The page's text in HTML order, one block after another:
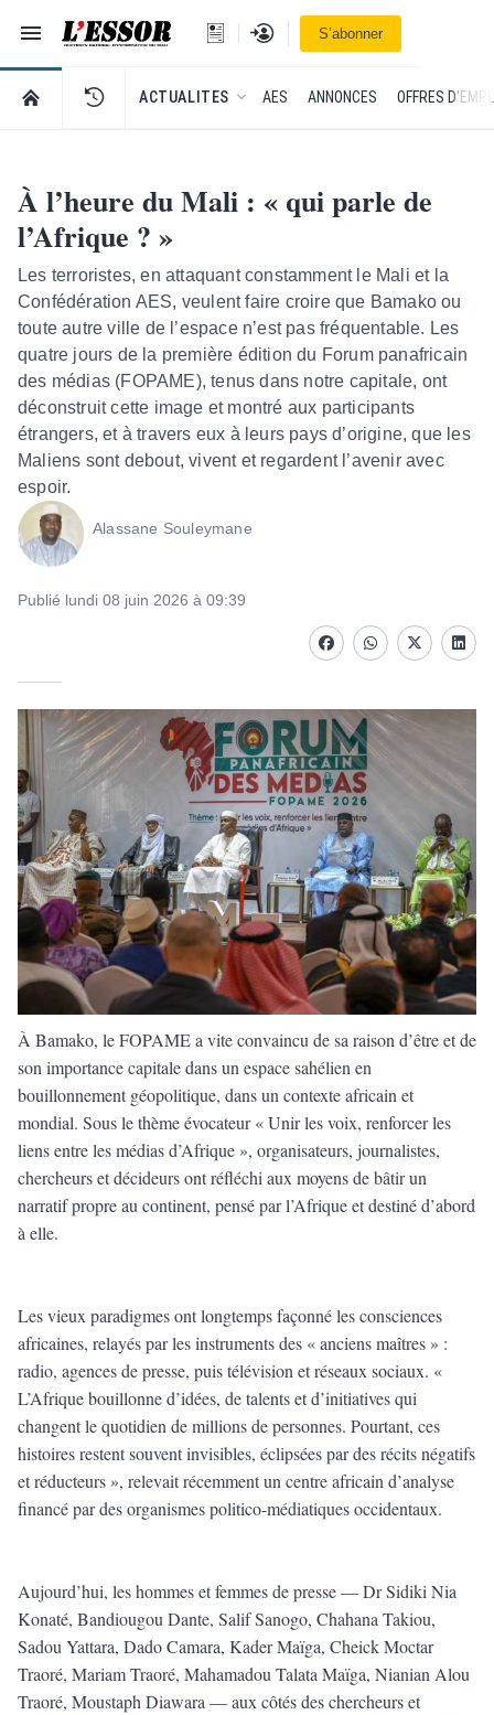
Navigation
L'Essor - retour à la une
Se connecterS’abonner
RETOUR À LA PAGE D’ACCUEIL DE L'ESSOR
ACTUALITES AES ANNONCES OFFRES
À l’heure du Mali : « qui parle de
l’Afrique ? »
Les terroristes, en attaquant constamment le Mali et la
Confédération AES, veulent faire croire que Bamako ou
toute autre ville de l’espace n’est pas fréquentable. Les
quatre jours de la première édition du Forum panafricain
des médias (FOPAME), tenus dans notre capitale, ont
déconstruit cette image et montré aux participants
étrangers, et à travers eux à leurs pays d’origine, que les
Maliens sont debout, vivent et regardent l’avenir avec
espoir.
Alassane Souleymane
Publié lundi 08 juin 2026 à 09:39
FacebookwhatsappTwitter
À Bamako, le FOPAME a vite convaincu de sa raison d’être et de
son importance capitale dans un espace sahélien en
bouillonnement géopolitique, dans un contexte africain et
mondial. Sous le thème évocateur « Unir les voix, renforcer les
liens entre les médias d’Afrique », organisateurs, journalistes,
chercheurs et décideurs ont réfléchi aux moyens de bâtir un
narratif propre au continent, pensé par l’Afrique et destiné d’abord
à elle.
Les vieux paradigmes ont longtemps façonné les consciences
africaines, relayés par les instruments des « anciens maîtres » :
radio, agences de presse, puis télévision et réseaux sociaux. «
L’Afrique bouillonne d’idées, de talents et d’initiatives qui
changent le quotidien de millions de personnes. Pourtant, ces
histoires restent souvent invisibles, éclipsées par des récits négatifs
et réducteurs », relevait récemment un centre africain d’analyse
financé par des organismes politico-médiatiques occidentaux.
Aujourd’hui, les hommes et femmes de presse — Dr Sidiki Nia
Konaté, Bandiougou Dante, Salif Sanogo, Chahana Takiou,
Sadou Yattara, Dado Camara, Kader Maïga, Cheick Moctar
Traoré, Mariam Traoré, Mahamadou Talata Maïga, Nianian Alou
Traoré, Moustaph Diawara — aux côtés des chercheurs et